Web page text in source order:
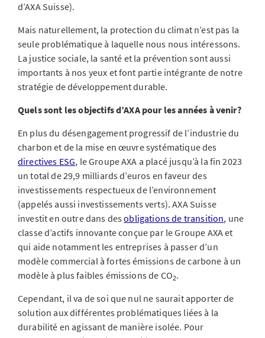
d’AXA Suisse).
Mais naturellement, la protection du climat n’est pas la
seule problématique à laquelle nous nous intéressons.
La justice sociale, la santé et la prévention sont aussi
importants à nos yeux et font partie intégrante de notre
stratégie de développement durable.
Quels sont les objectifs d’AXA pour les années à venir?
En plus du désengagement progressif de l’industrie du
charbon et de la mise en œuvre systématique des
directives ESG, le Groupe AXA a placé jusqu’à la fin 2023
un total de 29,9 milliards d’euros en faveur des
investissements respectueux de l’environnement
(appelés aussi investissements verts). AXA Suisse
investit en outre dans desobligations de transition, une
classe d’actifs innovante conçue par le Groupe AXA et
qui aide notamment les entreprises à passer d’un
modèle commercial à fortes émissions de carbone à un
modèle à plus faibles émissions de CO2.
Cependant, il va de soi que nul ne saurait apporter de
solution aux différentes problématiques liées à la
durabilité en agissant de manière isolée. Pour